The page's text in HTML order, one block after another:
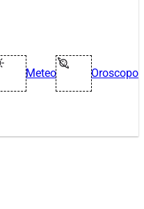
Meteo Oroscopo